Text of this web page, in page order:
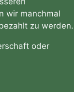
wir manchmal
zu werden.
oder